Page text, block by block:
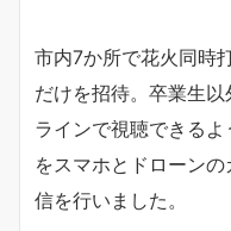
市内7か所で花火同時
だけを招待。卒業生
ラインで視聴できる
をスマホとドローン
信を行いました。